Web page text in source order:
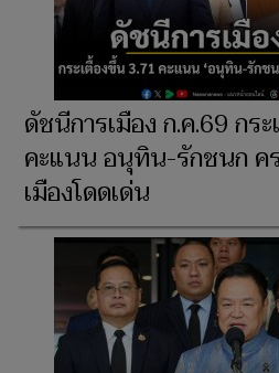
ดัชนีการเมือง ก.ค.69 กร
คะแนน อนุทิน-รักชนก ค
เมืองโดดเด่น